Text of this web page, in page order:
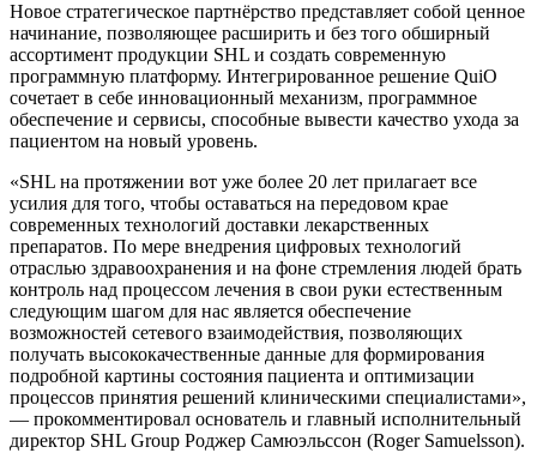
Новое стратегическое партнёрство представляет собой ценное
начинание, позволяющее расширить и без того обширный
ассортимент продукции SHL и создать современную
программную платформу. Интегрированное решение QuiO
сочетает в себе инновационный механизм, программное
обеспечение и сервисы, способные вывести качество ухода за
пациентом на новый уровень.
«SHL на протяжении вот уже более 20 лет прилагает все
усилия для того, чтобы оставаться на передовом крае
современных технологий доставки лекарственных
препаратов. По мере внедрения цифровых технологий
отраслью здравоохранения и на фоне стремления людей брать
контроль над процессом лечения в свои руки естественным
следующим шагом для нас является обеспечение
возможностей сетевого взаимодействия, позволяющих
получать высококачественные данные для формирования
подробной картины состояния пациента и оптимизации
процессов принятия решений клиническими специалистами»,
— прокомментировал основатель и главный исполнительный
директор SHL Group Роджер Самюэльссон (Roger Samuelsson).